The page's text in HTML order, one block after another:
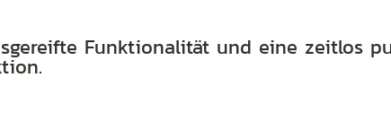
Funktionalität und eine zeitlos